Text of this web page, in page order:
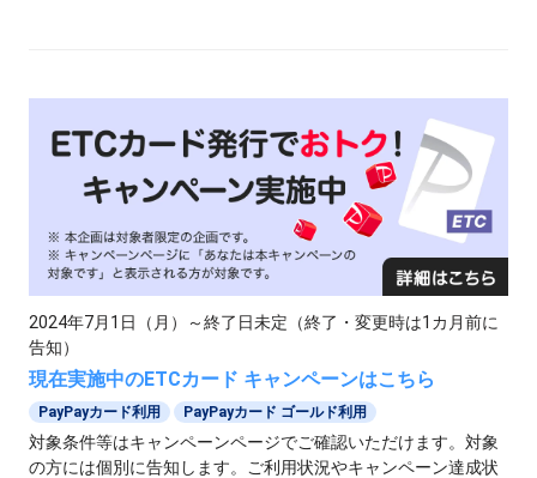
2024年7月1日（月）～終了日未定（終了・変更時は1カ月前に
告知）
現在実施中のETCカード キャンペーンはこちら
PayPayカード利用 PayPayカード ゴールド利用
対象条件等はキャンペーンページでご確認いただけます。対象
の方には個別に告知します。ご利用状況やキャンペーン達成状